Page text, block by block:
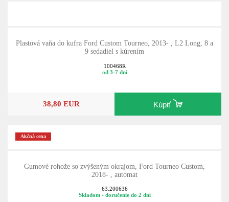
Plastová vaňa do kufra Ford Custom Tourneo, 2013- , L2 Long, 8 a
9 sedadiel s kúrením
100468R
od 3-7 dní
38,80 EUR Kúpiť
Akčná cena
Gumové rohože so zvýšeným okrajom, Ford Tourneo Custom,
2018- , automat
63.200636
Skladom - doručenie do 2 dní